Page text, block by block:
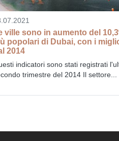
ville sono in aumento del
popolari di Dubai, con i
2014
indicatori sono stati registrati
trimestre del 2014 Il settore...